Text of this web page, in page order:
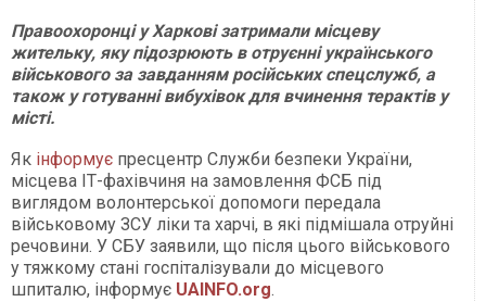
Правоохоронці у Харкові затримали місцеву
жительку, яку підозрюють в отруєнні українського
військового за завданням російських спецслужб, а
також у готуванні вибухівок для вчинення терактів у
місті.
Як інформує пресцентр Служби безпеки України,
місцева ІТ-фахівчиня на замовлення ФСБ під
виглядом волонтерської допомоги передала
військовому ЗСУ ліки та харчі, в які підмішала отруйні
речовини. У СБУ заявили, що після цього військового
у тяжкому стані госпіталізували до місцевого
шпиталю, інформує UAINFO.org.